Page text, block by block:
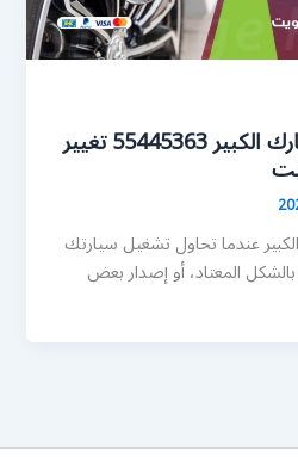
تبديل بطارية سيارة مبارك الكبير 55445363 تغيير
عندما تحاول تشغيل سيارتك
المعتاد، أو إصدار بعض